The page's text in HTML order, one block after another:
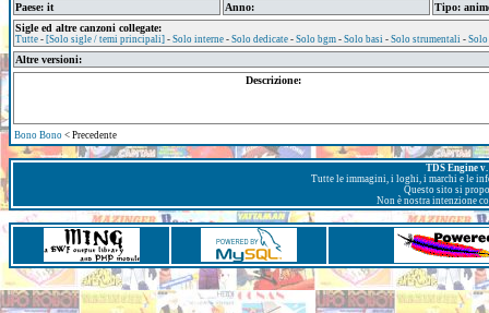
Paese: it Anno:
Tipo:
Sigle ed altre canzoni collegate:
Tutte - [Solo sigle / temi principali] - Solo interne - Solo dedicate - Solo bgm - Solo basi - Solo strumentali - Solo
Altre versioni:
Descrizione:
Bono Bono < Precedente
TDS Engine
Tutte le immagini, i loghi, i marchi e le
Questo sito si
Non è nostra intenzione